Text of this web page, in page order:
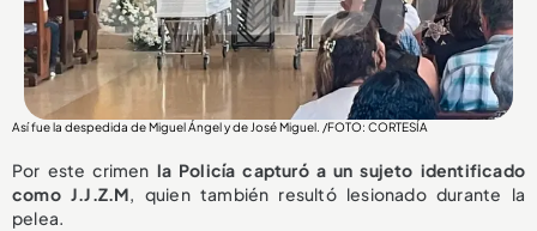
Así fue la despedida de Miguel Ángel y de José Miguel. /FOTO: CORTESÍA
Por este crimen la Policía capturó a un sujeto identificado
como J.J.Z.M, quien también resultó lesionado durante la
pelea.